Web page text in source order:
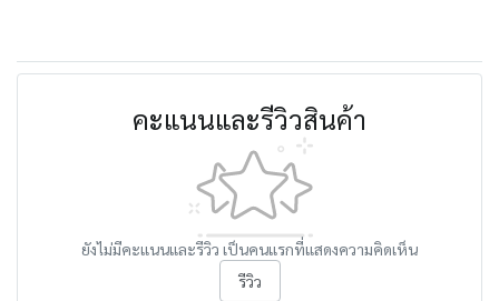
คะแนนและรีวิวสินค้า
ยังไม่มีคะแนนและรีวิว เป็นคนแรกที่แสดงความคิดเห็น
รีวิว